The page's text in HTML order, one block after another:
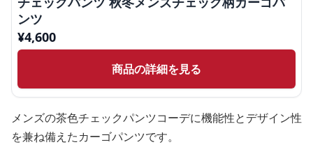
ンツ
¥4,600
商品の詳細を見る
メンズの茶色チェックパンツコーデに機能性とデザイン性
を兼ね備えたカーゴパンツです。